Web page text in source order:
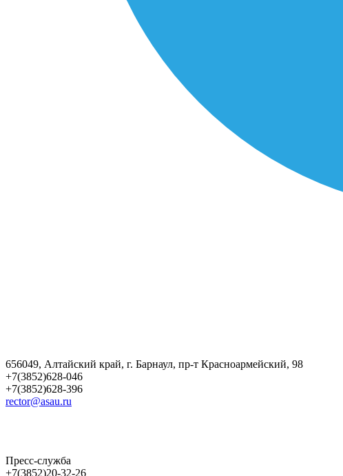
656049, Алтайский край, г. Барнаул, пр-т Красноармейский, 98
+7(3852)628-046
+7(3852)628-396
rector@asau.ru
Пресс-служба
+7(3852)20-32-26